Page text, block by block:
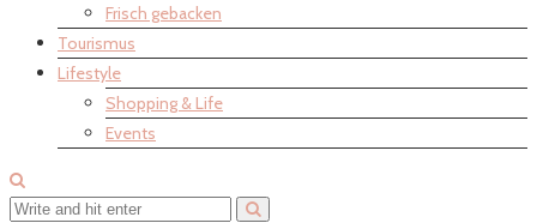
Frisch gebacken
Tourismus
Lifestyle
Shopping & Life
Events